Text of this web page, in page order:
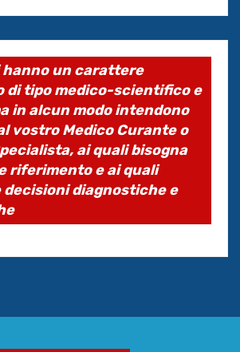
un carattere
di tipo medico-scientifico e
in alcun modo intendono
vostro Medico Curante o
ai quali bisogna
riferimento e ai quali
diagnostiche e